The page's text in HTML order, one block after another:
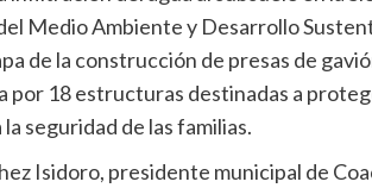
Medio Ambiente y Desarrollo
de la construcción de presas de
por 18 estructuras destinadas a
seguridad de las familias.
Isidoro, presidente municipal de